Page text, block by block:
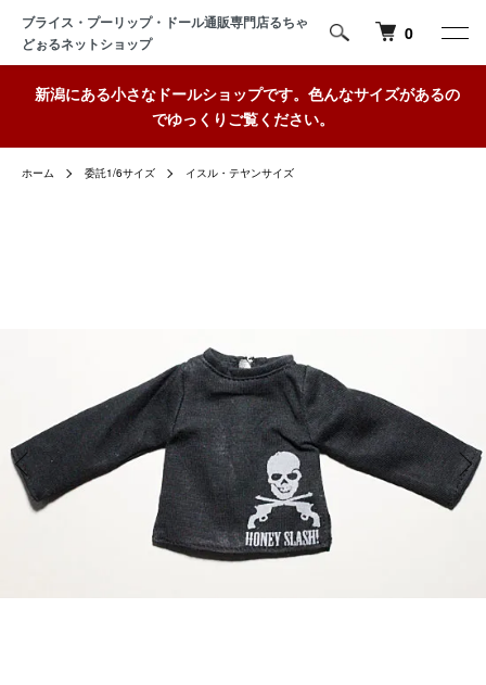
ブライス・プーリップ・ドール通販専門店るちゃ
どぉるネットショップ
0
新潟にある小さなドールショップです。色んなサイズがあるの
でゆっくりご覧ください。
ホーム 委託1/6サイズ イスル・テヤンサイズ